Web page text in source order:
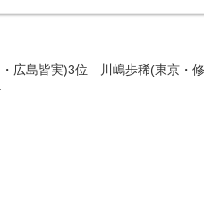
島皆実)3位 川嶋歩稀(東京・修